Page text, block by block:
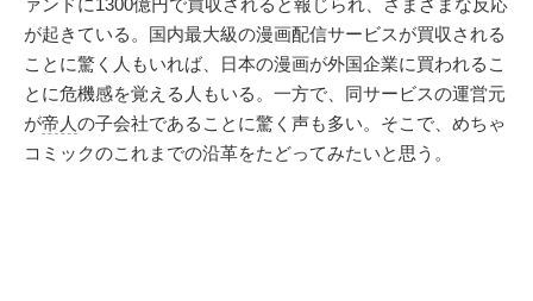
ァンドに1300億円で買収されると報じられ、さまざまな反応
が起きている。国内最大級の漫画配信サービスが買収される
ことに驚く人もいれば、日本の漫画が外国企業に買われるこ
とに危機感を覚える人もいる。一方で、同サービスの運営元
が帝人の子会社であることに驚く声も多い。そこで、めちゃ
コミックのこれまでの沿革をたどってみたいと思う。